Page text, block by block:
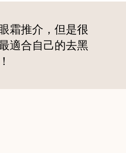
霜推介，但是很
適合自己的去黑